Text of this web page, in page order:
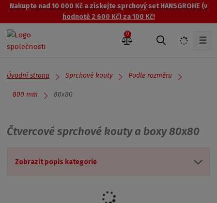
Nakupte nad 10 000 Kč a získejte sprchový set HANSGROHE (v
hodnotě 2 600 Kč) za 100 Kč!
0
☰
Úvodní strana Sprchové kouty Podle rozměru
800 mm 80x80
Čtvercové sprchové kouty a boxy 80x80
Zobrazit popis kategorie